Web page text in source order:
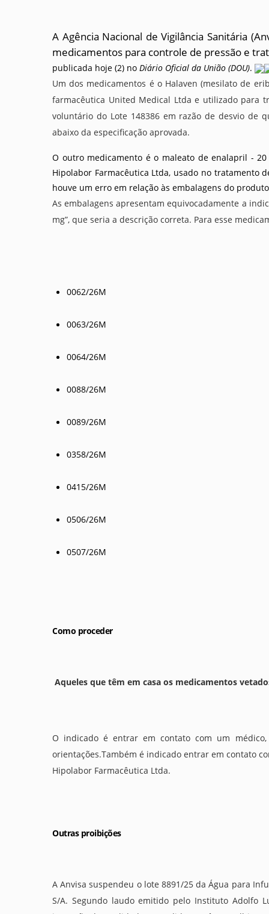
A Agência Nacional de Vigilância Sanitária
medicamentos para controle de pressão e
publicada hoje (2) no Diário Oficial da União (DOU).
Um dos medicamentos é o Halaven (mesilato de
farmacêutica United Medical Ltda e utilizado para
voluntário do Lote 148386 em razão de desvio de
abaixo da especificação aprovada.
O outro medicamento é o maleato de enalapril -
Hipolabor Farmacêutica Ltda, usado no tratamento
houve um erro em relação às embalagens do
As embalagens apresentam equivocadamente a
mg”, que seria a descrição correta. Para esse
0062/26M
0063/26M
0064/26M
0088/26M
0089/26M
0358/26M
0415/26M
0506/26M
0507/26M
Como proceder
Aqueles que têm em casa os medicamentos
O indicado é entrar em contato com um
orientações.Também é indicado entrar em contato
Hipolabor Farmacêutica Ltda.
Outras proibições
A Anvisa suspendeu o lote 8891/25 da Água para
S/A. Segundo laudo emitido pelo Instituto Adolfo